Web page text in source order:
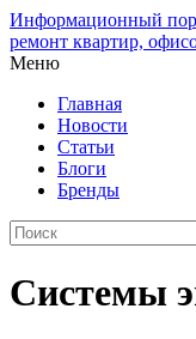
Информационный
ремонт квартир,
Меню
Главная
Новости
Статьи
Блоги
Бренды
Системы